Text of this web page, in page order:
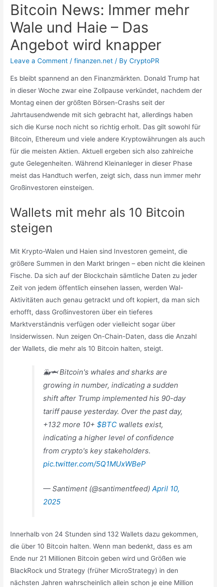
Bitcoin News: Immer mehr
Wale und Haie – Das
Angebot wird knapper
Leave a Comment /finanzen.net / ByCryptoPR
Es bleibt spannend an den Finanzmärkten. Donald Trump hat
in dieser Woche zwar eine Zollpause verkündet, nachdem der
Montag einen der größten Börsen-Crashs seit der
Jahrtausendwende mit sich gebracht hat, allerdings haben
sich die Kurse noch nicht so richtig erholt. Das gilt sowohl für
Bitcoin, Ethereum und viele andere Kryptowährungen als auch
für die meisten Aktien. Aktuell ergeben sich also zahlreiche
gute Gelegenheiten. Während Kleinanleger in dieser Phase
meist das Handtuch werfen, zeigt sich, dass nun immer mehr
Großinvestoren einsteigen.
Wallets mit mehr als 10 Bitcoin
steigen
Mit Krypto-Walen und Haien sind Investoren gemeint, die
größere Summen in den Markt bringen – eben nicht die kleinen
Fische. Da sich auf der Blockchain sämtliche Daten zu jeder
Zeit von jedem öffentlich einsehen lassen, werden Wal-
Aktivitäten auch genau getrackt und oft kopiert, da man sich
erhofft, dass Großinvestoren über ein tieferes
Marktverständnis verfügen oder vielleicht sogar über
Insiderwissen. Nun zeigen On-Chain-Daten, dass die Anzahl
der Wallets, die mehr als 10 Bitcoin halten, steigt.
🐳🦈 Bitcoin's whales and sharks are
growing in number, indicating a sudden
shift after Trump implemented his 90-day
tariff pause yesterday. Over the past day,
+132 more 10+$BTC wallets exist,
indicating a higher level of confidence
from crypto's key stakeholders.
pic.twitter.com/5Q1MUxWBeP
— Santiment (@santimentfeed)April 10,
2025
Innerhalb von 24 Stunden sind 132 Wallets dazu gekommen,
die über 10 Bitcoin halten. Wenn man bedenkt, dass es am
Ende nur 21 Millionen Bitcoin geben wird und Größen wie
BlackRock und Strategy (früher MicroStrategy) in den
nächsten Jahren wahrscheinlich allein schon je eine Million